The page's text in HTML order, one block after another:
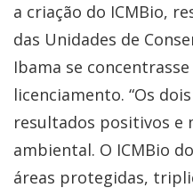
a criação do ICMBio,
das Unidades de
Ibama se
licenciamento. “Os
resultados positivos e
ambiental. O ICMBio
áreas protegidas,